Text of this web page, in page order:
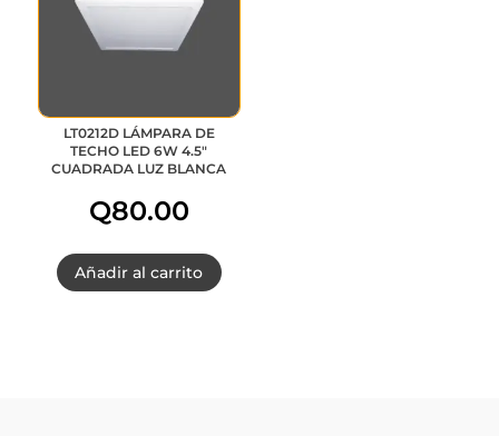
LT0212D LÁMPARA DE
TECHO LED 6W 4.5″
CUADRADA LUZ BLANCA
Q80.00
Añadir al carrito